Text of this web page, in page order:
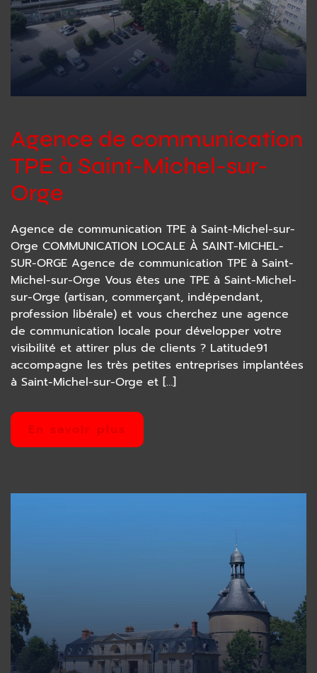
Agence de communication
TPE à Saint-Michel-sur-
Orge
Agence de communication TPE à Saint-Michel-sur-
Orge COMMUNICATION LOCALE À SAINT-MICHEL-
SUR-ORGE Agence de communication TPE à Saint-
Michel-sur-Orge Vous êtes une TPE à Saint-Michel-
sur-Orge (artisan, commerçant, indépendant,
profession libérale) et vous cherchez une agence
de communication locale pour développer votre
visibilité et attirer plus de clients ? Latitude91
accompagne les très petites entreprises implantées
à Saint-Michel-sur-Orge et […]
En savoir plus